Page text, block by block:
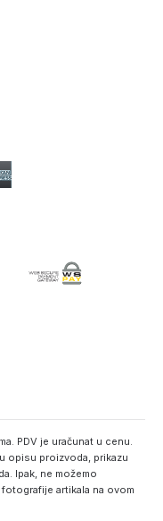
PDV je uračunat u cenu.
opisu proizvoda, prikazu
Ipak, ne možemo
artikala na ovom